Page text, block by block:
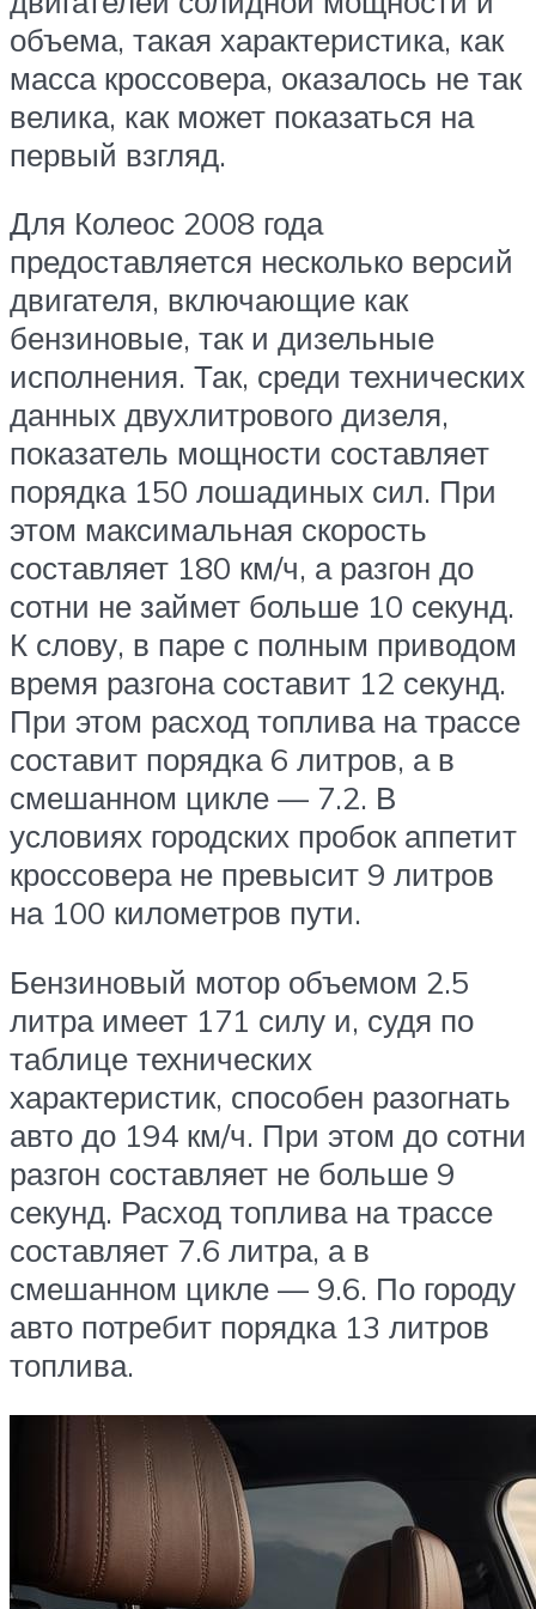
объема, такая характеристика, как
масса кроссовера, оказалось не так
велика, как может показаться на
первый взгляд.
Для Колеос 2008 года
предоставляется несколько версий
двигателя, включающие как
бензиновые, так и дизельные
исполнения. Так, среди технических
данных двухлитрового дизеля,
показатель мощности составляет
порядка 150 лошадиных сил. При
этом максимальная скорость
составляет 180 км/ч, а разгон до
сотни не займет больше 10 секунд.
К слову, в паре с полным приводом
время разгона составит 12 секунд.
При этом расход топлива на трассе
составит порядка 6 литров, а в
смешанном цикле — 7.2. В
условиях городских пробок аппетит
кроссовера не превысит 9 литров
на 100 километров пути.
Бензиновый мотор объемом 2.5
литра имеет 171 силу и, судя по
таблице технических
характеристик, способен разогнать
авто до 194 км/ч. При этом до сотни
разгон составляет не больше 9
секунд. Расход топлива на трассе
составляет 7.6 литра, а в
смешанном цикле — 9.6. По городу
авто потребит порядка 13 литров
топлива.